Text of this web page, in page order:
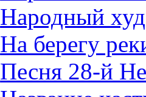
Народный
На берегу
Песня 28-й